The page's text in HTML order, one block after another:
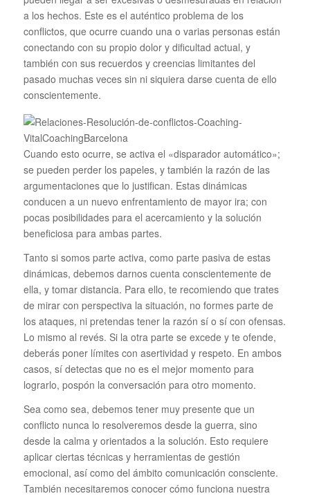
a los hechos. Este es el auténtico problema de los
conflictos, que ocurre cuando una o varias personas están
conectando con su propio dolor y dificultad actual, y
también con sus recuerdos y creencias limitantes del
pasado muchas veces sin ni siquiera darse cuenta de ello
conscientemente.
Cuando esto ocurre, se activa el «disparador automático»;
se pueden perder los papeles, y también la razón de las
argumentaciones que lo justifican. Estas dinámicas
conducen a un nuevo enfrentamiento de mayor ira; con
pocas posibilidades para el acercamiento y la solución
beneficiosa para ambas partes.
Tanto si somos parte activa, como parte pasiva de estas
dinámicas, debemos darnos cuenta conscientemente de
ella, y tomar distancia. Para ello, te recomiendo que trates
de mirar con perspectiva la situación, no formes parte de
los ataques, ni pretendas tener la razón sí o sí con ofensas.
Lo mismo al revés. Si la otra parte se excede y te ofende,
deberás poner límites con asertividad y respeto. En ambos
casos, sí detectas que no es el mejor momento para
lograrlo, pospón la conversación para otro momento.
Sea como sea, debemos tener muy presente que un
conflicto nunca lo resolveremos desde la guerra, sino
desde la calma y orientados a la solución. Esto requiere
aplicar ciertas técnicas y herramientas de gestión
emocional, así como del ámbito comunicación consciente.
También necesitaremos conocer cómo funciona nuestra